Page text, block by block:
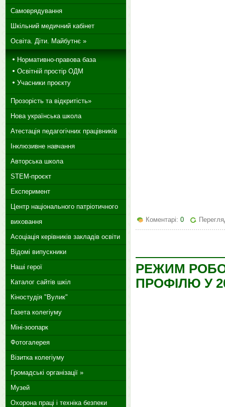
Коментарі: 0
РЕЖИМ
ПРОФІЛЮ У
Самоврядування
Шкільний медичний кабінет
Освіта. Діти. Майбутнє »
Нормативно-правова база
Освітній простір ОДМ
Учасники проєкту
Прозорість та відкритість»
Нова українська школа
Атестація педагогічних працівників
Інклюзивне навчання
Авторська школа
STEM-проєкт
Експеримент
Центр національного патріотичного
виховання
Асоціація керівників закладів освіти
Відомі випускники
Наші герої
Каталог сайтів шкіл
Кіностудія "Вулик"
Газета колегіуму
Міні-зоопарк
Фотогалерея
Візитка колегіуму
Громадські організації »
Музей
Охорона праці і техніка безпеки